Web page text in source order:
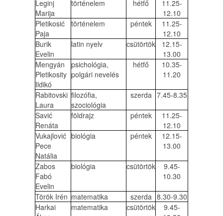
Leginj
Marija
történelem hétfő
11.25-
12.10
Pletikosić
Paja
történelem péntek
11.25-
12.10
Burik
Evelin
latin nyelv csütörtök
12.15-
13.00
Mengyán
Pletikosity
Ildikó
psichológia,
polgári nevelés
hétfő
10.35-
11.20
Rabitovski
Laura
filozófia,
szociológia
szerda 7.45-8.35
Savić
Renáta
földrajz péntek
11.25-
12.10
Vukajlović
Pece
Natália
biológia péntek
12.15-
13.00
Zabos
Fabó
Evelin
biológia csütörtök
9.45-
10.30
Török Irén matematika szerda 8.30-9.30
Harkai
matematika csütörtök
9.45-